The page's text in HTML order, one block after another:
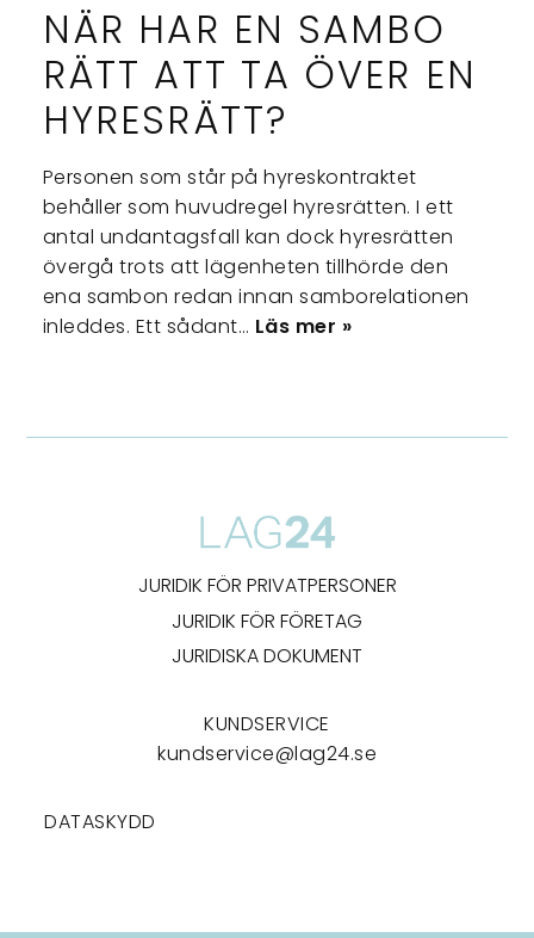
NÄR HAR EN SAMBO
RÄTT ATT TA ÖVER EN
HYRESRÄTT?
Personen som står på hyreskontraktet
behåller som huvudregel hyresrätten. I ett
antal undantagsfall kan dock hyresrätten
övergå trots att lägenheten tillhörde den
ena sambon redan innan samborelationen
inleddes. Ett sådant… Läs mer »
JURIDIK FÖR PRIVATPERSONER
JURIDIK FÖR FÖRETAG
JURIDISKA DOKUMENT
KUNDSERVICE
kundservice@lag24.se
DATASKYDD